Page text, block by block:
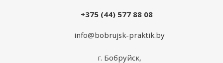
+375 (44) 577 88 08
info@bobrujsk-praktik.by
г. Бобруйск,